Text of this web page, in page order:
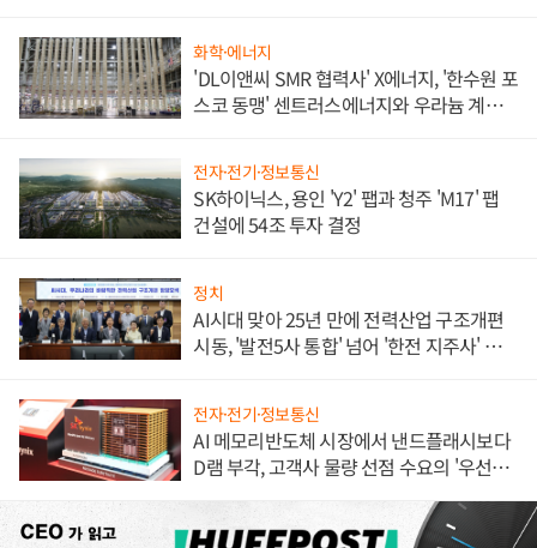
화학·에너지
'DL이앤씨 SMR 협력사' X에너지, '한수원 포
스코 동맹' 센트러스에너지와 우라늄 계약
전자·전기·정보통신
SK하이닉스, 용인 'Y2' 팹과 청주 'M17' 팹
건설에 54조 투자 결정
정치
AI시대 맞아 25년 만에 전력산업 구조개편
시동, '발전5사 통합' 넘어 '한전 지주사' 재편
전자·전기·정보통신
AI 메모리반도체 시장에서 낸드플래시보다
D램 부각, 고객사 물량 선점 수요의 '우선순